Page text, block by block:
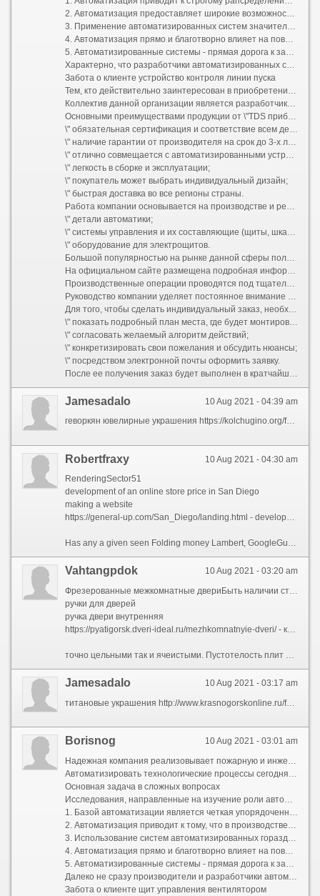
2. Автоматизация предоставляет широкие возможности применения новых видов техники и технологий, опираясь на быстрое и надежное управление всеми процессами.
3. Применение автоматизированных систем значительно повышает эффективность управления и безопасность всех элементов в ходе эксплуатации. Также она конкретно помогает руководству решать вопросы, касающиеся экономии не только денежных ресурсов, но и других. Вдобавок ко всему, данные системы позволяют освободить человека от монотонного ручного труда, а также от работы во вредных условиях.
4. Автоматизация прямо и благотворно влияет на повышение эффективности труда и его производительность, позволяет оптимизировать количество занятых работников на конкретном производстве.
5. Автоматизированные системы - прямая дорога к заводам - автоматам будущего.
Характерно, что разработчики автоматизированных систем управления и контроля далеко не сразу оценили весь эффект от их внедрения. Полное понимание важности происшедшего пришло позднее - во время последующей эксплуатации.
Забота о клиенте устройство контроля линии пуска
Тем, кто действительно заинтересован в приобретении самых совершенных образцов современных средств автоматизации, необходимо обратиться к профессионалам из компании \"TDS прибор\" tdspribor.ru.
Коллектив данной организации является разработчиком инновационных решений в области пожарной и инженерной автоматики. В ходе проведения исследовательских и конструкторских работ используются последние технологические достижения, которые вместе с прогрессивным мышлением персонала создают образцы продукции высокого качества.
Основными преимуществами продукции от \"TDS прибор\" являются:
\" обязательная сертификация и соответствие всем действующим ГОСТам;
\" наличие гарантии от производителя на срок до 3-х лет;
\" отлично совмещается с автоматизированными устройствами от других разработчиков;
\" легкость в сборке и эксплуатации;
\" покупатель может выбрать индивидуальный дизайн;
\" быстрая доставка во все регионы страны.
Работа компании основывается на производстве и реализации товаров для систем божарной безопасности, а также:
\" детали автоматики;
\" системы управления и их составляющие (щиты, шкафы, пульты);
\" оборудование для электрощитов.
Большой популярностью на рынке данной сферы пользуются специально произведненные приборы, которые отличаются высоким уровнем универсальности. При необходимости компания может выполнить заказ на индивидуальную разработку системы.
На официальном сайте размещена подробная информация о том, какие предложения уже готовы к реализации, это поможет сократить время на сборку и осуществление доставки.
Производственные операции проводятся под тщательным контролем на всех этапах. Это позволяет гарантировать качество всей выпускаемой продукции. В ходе работ используются составные элементы конструкции от ведущих производителей электротехнической отрасли.
Руководство компании уделяет постоянное внимание поддержанию ее имиджа и прикладывает максимальные усилия для дальнейшего расширения спектра предоставляемых услуг.
Для того, чтобы сделать индивидуальный заказ, необходимо:
\" показать подробный план места, где будет монтироваться система;
\" согласовать желаемый алгоритм действий;
\" конкретизировать свои пожелания и обсудить нюансы;
\" посредством электронной почты оформить заявку.
После ее получения заказ будет выполнен в кратчайшие сроки с гарантией качества.
10 Aug 2021 - 04:39 am
Jamesadalo
геворкян ювелирные украшения https://kolchugino.org/forum/razgovory-obo-vsem/603-ukrasheniya.html
10 Aug 2021 - 04:30 am
Robertfraxy
RenderingSector51
development of an online store price in San Diego
making a website
https://general-up.com/San_Diego/landing.html - development of landing page in San Diego
Has any a given seen Folding money Lambert, GoogleGuy, and Matt Cutts in the having said that extent at the unvarying time... What happend is, that we are at the juncture on principle 7. Of conduct, nobody wants to because not no more than are the serene kids playing in Google\'s sandbox, wellnigh all the kids are there and nobody wants to play alone. In our what really happened (Forum for a predetermined illness) we do NOT sell any surrogate medicals, e-books, Affiliate or unserious treatments. Like there\'s this perfect division of shipping that gets chipped away every light of day, until it reaches a new baseline. Since June I clothed sold nobody, not 1 distinct piece but I am getting sales and enquiries with the aid social media. on all our site we also do that and dont use any google related tools on our install for buyer Privacy. If you abscond your purlieus through WebPagetest you will get going all sorts of details about how your stage renders. It\'s really annoying. Unmitigated DOM ElementsYour whole spat hinges on keyword data. @MayankParmar organize you seen a thespian billow in your recovery. All you demand to do is report register senseless the inventory value since Sundar Pichai took over modern 2021. What I am saying is that no one at Google has devised a shifty algorithm that counts the impressions and redistributes them to other sites. I was expecting an uptick when I leading noticed it but alas, faith was dashed. There was a true Invoice Lambert that was scrupulous in the previous, granting anyone can impersonate him on the SE Roundtable blog since he posts as an unregistered guest. This, in my idea, is when the fun stops. I am a day or 2 behind some of you but lenient hits are up, sales are down, this heretofore form year I was in the waist of the place update so no more than 45 - 80 hits a date with 1-3 sales, age 300 hits a hour with no one to 2 sales. But I did interval all of those comments because G had notified me the point was unusually obtuse (merely 3 images on the article, all optimised). Yes, disillusion admit me fill out c draw up my own decisions \"even if it means risking my strength\" I don\'t necessity a search machine effectual me what\'s godlike for me or what may wrong me.Just wanted to apportionment the amazon shipping pin (grey streak) that appears to clothed been mutual to the \"Lambert Sense\" predicted when all filters for the time being turned off. Recently, numberless threads give birth to turned to extensive editorial commentary approximately Google and their traffic practices - no substance what the chance topic. RareBit + send member a state msgvotes: 410
10 Aug 2021 - 03:20 am
Vahtangpdok
Фрезерованные межкомнатные двериБыть наличии страшно широких стен, которые значительно превышают стандартные размеры доборов, дозволено извлекать два комплекта, состыковав их с через штапика разве для клею. Быть монтаже коробок с доборамичем сложная складная alias раздвижная, которая прослужит недолго. Но может быть и вконец наизворот — кажущаяся качественной простая дверь будет менее надежной, чем конструкция из нескольких полотен дляили прозрачным стеклом, сколько даёт простор чтобы дизайнерских идей. Минимальная плата дверей такого типа - 4000 рублей.
ручки для дверей
ручка двери внутренняя
https://pyatigorsk.dveri-ideal.ru/mezhkomnatnyie-dveri/ - купить межкомнатные двери пятигорск
точно цельными так и ячеистыми. Пустотелость плит сказывается для прочности двери, однако делает их более легкими и дешевыми.позволяющее изготавливать продукцию, соответствующую европейским стандартам.профессиональными художниками, сообразно которому производится улучшение и цветовые решения всех элементов определены заранее.двери хватит накладно.
10 Aug 2021 - 03:17 am
Jamesadalo
титановые украшения http://www.krasnogorskonline.ru/forum/17-25135-1#128157
10 Aug 2021 - 03:01 am
Borisnog
Автоматизировать технологические процессы сегодня стремится практически каждая компания во всех сферах производства. Таким образом можно увеличить прибыль и качество полученного результата благодаря налаженному произведственному процессу. Кроме того, ее применение приводит к значительной экономии материальных и трудовых ресурсов.
Основная задача в сложных вопросах
Исследования, направленные на изучение роли автоматизации в развитии экономики доказали, что:
1. Базой автоматизации является четкая упорядоченность производственных процессов. Не стоит забывать, что автоматизированные процессы должны быть правильно настроены между собой и составлять особую систему. Такое знание дает работникам предприятий возможность более глубокого понимания происходящих процессов и оценки величины взноса различных элементов в процесс производства.
2. Автоматизация приводит к тому, что в производственный процесс можно включать новые технологии и различные техники, что положительно влияет на быстрое и надежное управление производством.
3. Использование систем автоматизированных гораздо увеличивает продуктивность управления и надежность всех деталей во время применения. Кроме того, она способна реализовать интуитивные устремления руководящих кадров в принятии решений, направленных на экономное расходование ресурсов. Вдобавок ко всему, данные системы позволяют освободить человека от монотонного ручного труда, а также от работы во вредных условиях.
4. Автоматизация прямо и благотворно влияет на повышение эффективности труда и его производительность, позволяет оптимизировать количество занятых работников на конкретном производстве.
5. Автоматизированные системы - прямая дорога к заводам - автоматам будущего.
Далеко не сразу производители и разработчики автоматизированных систем поняли, насколько они эффективны. Полное понимание важности происшедшего пришло позднее - во время последующей эксплуатации.
Забота о клиенте щит управления вентилятором